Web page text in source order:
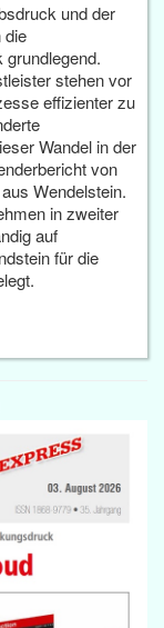
und der
die
stehen vor
effizienter zu
Wandel in der
von
Wendelstein.
in zweiter
auf
für die